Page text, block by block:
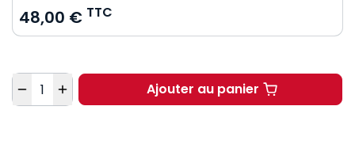
48,00 € TTC
Quantité Ajouter au panier
Le guide des